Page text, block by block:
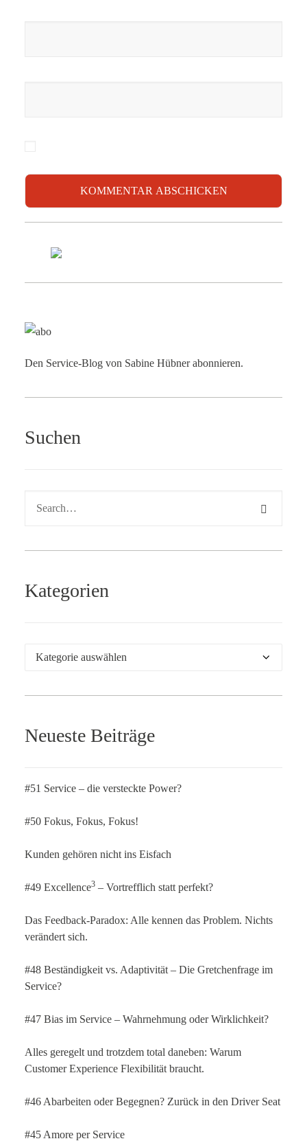
Den Service-Blog von Sabine Hübner abonnieren.
Suchen
Kategorien
Kategorien
Neueste Beiträge
#51 Service – die versteckte Power?
#50 Fokus, Fokus, Fokus!
Kunden gehören nicht ins Eisfach
#49 Excellence3 – Vortrefflich statt perfekt?
Das Feedback-Paradox: Alle kennen das Problem. Nichts
verändert sich.
#48 Beständigkeit vs. Adaptivität – Die Gretchenfrage im
Service?
#47 Bias im Service – Wahrnehmung oder Wirklichkeit?
Alles geregelt und trotzdem total daneben: Warum
Customer Experience Flexibilität braucht.
#46 Abarbeiten oder Begegnen? Zurück in den Driver Seat
#45 Amore per Service